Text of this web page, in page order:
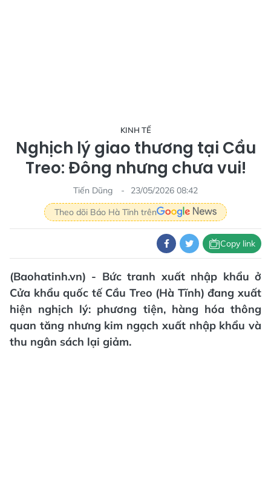
KINH TẾ
Nghịch lý giao thương tại Cầu
Treo: Đông nhưng chưa vui!
Tiến Dũng
23/05/2026 08:42
Theo dõi Báo Hà Tĩnh trên
Copy link
(Baohatinh.vn) - Bức tranh xuất nhập khẩu ở
Cửa khẩu quốc tế Cầu Treo (Hà Tĩnh) đang xuất
hiện nghịch lý: phương tiện, hàng hóa thông
quan tăng nhưng kim ngạch xuất nhập khẩu và
thu ngân sách lại giảm.